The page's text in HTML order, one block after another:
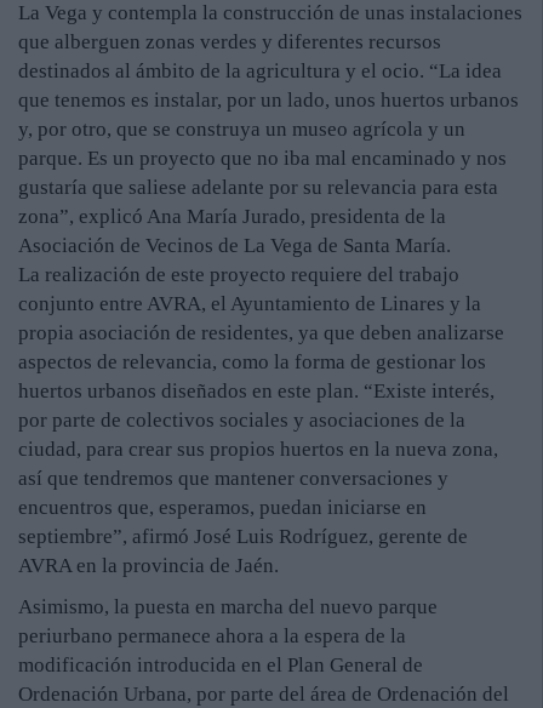
La Vega y contempla la construcción de unas instalaciones
que alberguen zonas verdes y diferentes recursos
destinados al ámbito de la agricultura y el ocio. “La idea
que tenemos es instalar, por un lado, unos huertos urbanos
y, por otro, que se construya un museo agrícola y un
parque. Es un proyecto que no iba mal encaminado y nos
gustaría que saliese adelante por su relevancia para esta
zona”, explicó Ana María Jurado, presidenta de la
Asociación de Vecinos de La Vega de Santa María.
La realización de este proyecto requiere del trabajo
conjunto entre AVRA, el Ayuntamiento de Linares y la
propia asociación de residentes, ya que deben analizarse
aspectos de relevancia, como la forma de gestionar los
huertos urbanos diseñados en este plan. “Existe interés,
por parte de colectivos sociales y asociaciones de la
ciudad, para crear sus propios huertos en la nueva zona,
así que tendremos que mantener conversaciones y
encuentros que, esperamos, puedan iniciarse en
septiembre”, afirmó José Luis Rodríguez, gerente de
AVRA en la provincia de Jaén.
Asimismo, la puesta en marcha del nuevo parque
periurbano permanece ahora a la espera de la
modificación introducida en el Plan General de
Ordenación Urbana, por parte del área de Ordenación del